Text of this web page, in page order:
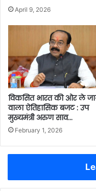
April 9, 2026
विकसित भारत की ओर ले
वाला ऐतिहासिक बजट : उप
मुख्यमंत्री अरुण साव…
February 1, 2026